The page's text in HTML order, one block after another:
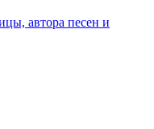
автора песен и